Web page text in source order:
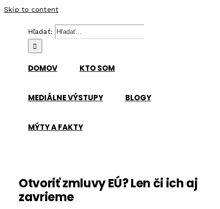
Skip to content
Hľadať:
DOMOV KTO SOM
MEDIÁLNE VÝSTUPY BLOGY
MÝTY A FAKTY
Otvoriť zmluvy EÚ? Len či ich aj
zavrieme